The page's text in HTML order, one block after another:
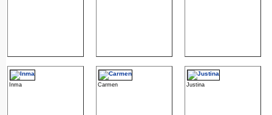
Inma Carmen Justina